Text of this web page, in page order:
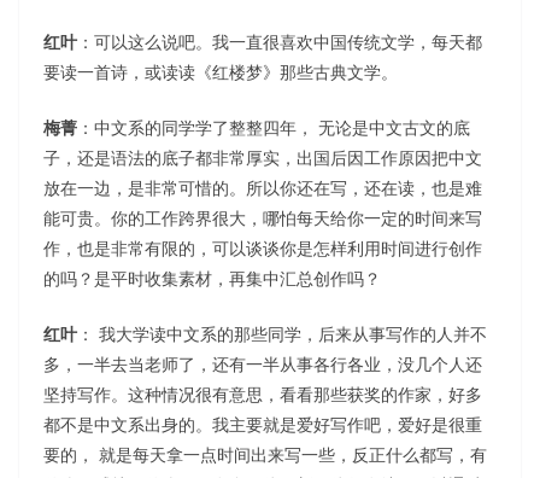
红叶 ：可以这么说吧。我一直很喜欢中国传统文学，每天都
要读一首诗，或读读《红楼梦》那些古典文学。
梅菁 ：中文系的同学学了整整四年， 无论是中文古文的底
子，还是语法的底子都非常厚实，出国后因工作原因把中文
放在一边，是非常可惜的。所以你还在写，还在读，也是难
能可贵。你的工作跨界很大，哪怕每天给你一定的时间来写
作，也是非常有限的，可以谈谈你是怎样利用时间进行创作
的吗？是平时收集素材，再集中汇总创作吗？
红叶 ： 我大学读中文系的那些同学，后来从事写作的人并不
多，一半去当老师了，还有一半从事各行各业，没几个人还
坚持写作。这种情况很有意思，看看那些获奖的作家，好多
都不是中文系出身的。我主要就是爱好写作吧，爱好是很重
要的， 就是每天拿一点时间出来写一些，反正什么都写，有